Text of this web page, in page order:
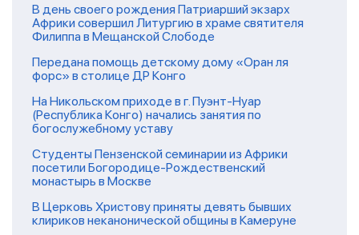
В день своего рождения Патриарший экзарх
Африки совершил Литургию в храме святителя
Филиппа в Мещанской Слободе
Передана помощь детскому дому «Оран ля
форс» в столице ДР Конго
На Никольском приходе в г. Пуэнт-Нуар
(Республика Конго) начались занятия по
богослужебному уставу
Студенты Пензенской семинарии из Африки
посетили Богородице-Рождественский
монастырь в Москве
В Церковь Христову приняты девять бывших
клириков неканонической общины в Камеруне